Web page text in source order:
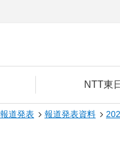
NTT東
道発表 報道発表資料